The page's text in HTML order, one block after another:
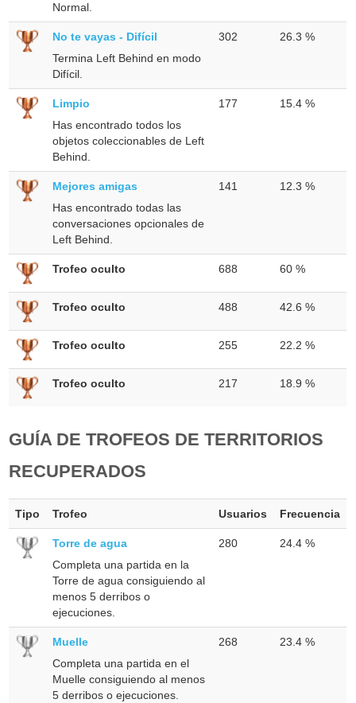
Normal.
No te vayas - Difícil
Termina Left Behind en modo
Difícil.
302 26.3 %
Limpio
Has encontrado todos los
objetos coleccionables de Left
Behind.
177 15.4 %
Mejores amigas
Has encontrado todas las
conversaciones opcionales de
Left Behind.
141 12.3 %
Trofeo oculto 688 60 %
Trofeo oculto 488 42.6 %
Trofeo oculto 255 22.2 %
Trofeo oculto 217 18.9 %
GUÍA DE TROFEOS DE TERRITORIOS
RECUPERADOS
Tipo Trofeo Usuarios Frecuencia
Torre de agua
Completa una partida en la
Torre de agua consiguiendo al
menos 5 derribos o
ejecuciones.
280 24.4 %
Muelle
Completa una partida en el
Muelle consiguiendo al menos
5 derribos o ejecuciones.
268 23.4 %